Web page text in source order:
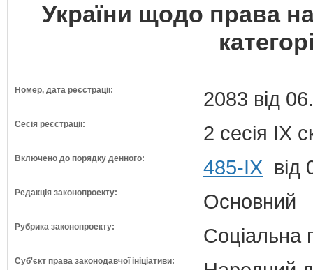
України щодо права
Номер, дата реєстрації: 2083 від
Сесія реєстрації: 2 сесія IX
Включено до порядку денного: 485-ІХ від
Редакція законопроекту: Основний
Рубрика законопроекту: Соціальна
Суб'єкт права законодавчої ініціативи: